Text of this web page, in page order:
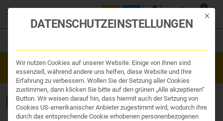
0
Organe & Organ Uhr
Traditionelle Medizin
Nahrungsergänzung
Kosmetik und Hygiene
Ihr Apotheker
Westend Online-Shop: Sicher, schnell und 24/7 für Sie da!
Gratisversand ab €50
NAGELPILZ
Mit
DATENSCHUTZEINSTELLUNGEN
Wir nutzen Cookies auf unserer Website. Einige von ihnen sind
essenziell, während andere uns helfen, diese Website und Ihre
Erfahrung zu verbessern. Wollen Sie der Setzung aller Cookies
zustimmen, dann klicken Sie bitte auf den grünen „Alle akzeptieren“
Button. Wir weisen darauf hin, dass hiermit auch der Setzung von
Cookies US-amerikanischer Anbieter zugestimmt wird, wodurch Ihre
durch das entsprechende Cookie erhobenen personenbezogenen